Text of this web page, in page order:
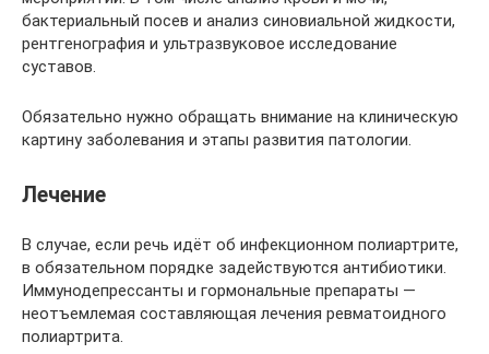
бактериальный посев и анализ синовиальной жидкости,
рентгенография и ультразвуковое исследование
суставов.
Обязательно нужно обращать внимание на клиническую
картину заболевания и этапы развития патологии.
Лечение
В случае, если речь идёт об инфекционном полиартрите,
в обязательном порядке задействуются антибиотики.
Иммунодепрессанты и гормональные препараты —
неотъемлемая составляющая лечения ревматоидного
полиартрита.